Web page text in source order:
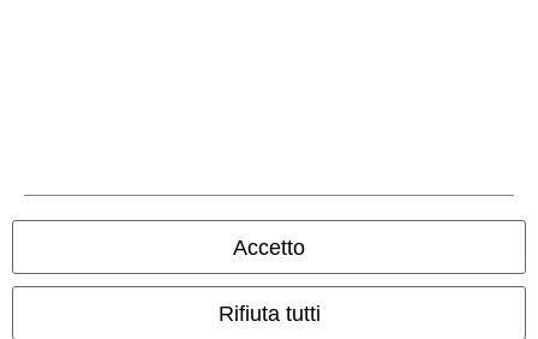
Accetto
Rifiuta tutti